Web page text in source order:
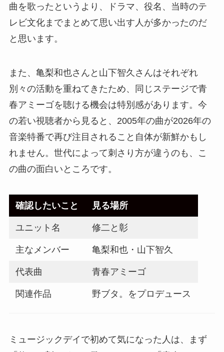
曲を歌ったというより、ドラマ、役名、当時のテ
レビ文化までまとめて思い出す人が多かったのだ
と思います。
また、亀梨和也さんと山下智久さんはそれぞれ
別々の活動を重ねてきたため、同じステージで青
春アミーゴを聴ける機会は特別感があります。今
の若い視聴者から見ると、2005年の曲が2026年の
音楽特番で再び注目されること自体が新鮮かもし
れません。世代によって刺さり方が違うのも、こ
の曲の面白いところです。
確認したいこと 見る場所
ユニット名 修二と彰
主なメンバー 亀梨和也・山下智久
代表曲 青春アミーゴ
関連作品 野ブタ。をプロデュース
ミュージックデイで初めて気になった人は、まず